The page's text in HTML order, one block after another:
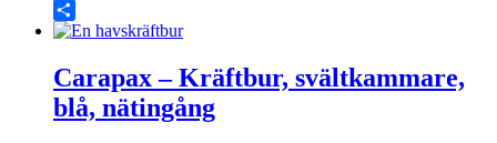
Share
Carapax – Kräftbur, svältkammare,
blå, nätingång